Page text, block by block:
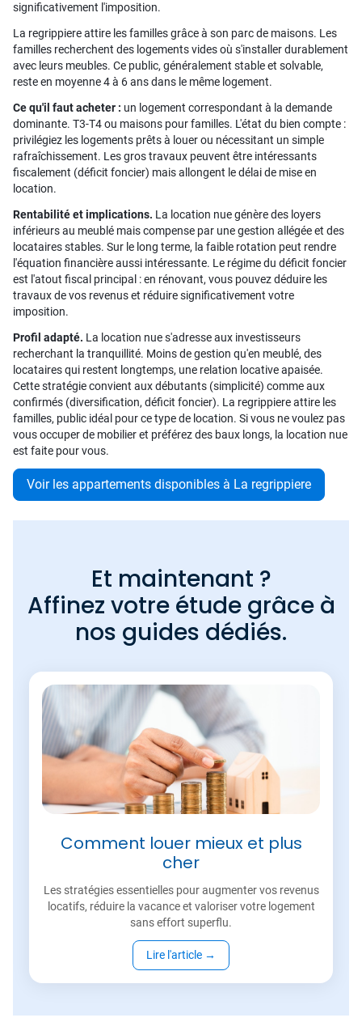
significativement l'imposition.
La regrippiere attire les familles grâce à son parc de maisons. Les
familles recherchent des logements vides où s'installer durablement
avec leurs meubles. Ce public, généralement stable et solvable,
reste en moyenne 4 à 6 ans dans le même logement.
Ce qu'il faut acheter : un logement correspondant à la demande
dominante. T3-T4 ou maisons pour familles. L'état du bien compte :
privilégiez les logements prêts à louer ou nécessitant un simple
rafraîchissement. Les gros travaux peuvent être intéressants
fiscalement (déficit foncier) mais allongent le délai de mise en
location.
Rentabilité et implications. La location nue génère des loyers
inférieurs au meublé mais compense par une gestion allégée et des
locataires stables. Sur le long terme, la faible rotation peut rendre
l'équation financière aussi intéressante. Le régime du déficit foncier
est l'atout fiscal principal : en rénovant, vous pouvez déduire les
travaux de vos revenus et réduire significativement votre
imposition.
Profil adapté. La location nue s'adresse aux investisseurs
recherchant la tranquillité. Moins de gestion qu'en meublé, des
locataires qui restent longtemps, une relation locative apaisée.
Cette stratégie convient aux débutants (simplicité) comme aux
confirmés (diversification, déficit foncier). La regrippiere attire les
familles, public idéal pour ce type de location. Si vous ne voulez pas
vous occuper de mobilier et préférez des baux longs, la location nue
est faite pour vous.
Voir les appartements disponibles à La regrippiere
Et maintenant ?
Affinez votre étude grâce à
nos guides dédiés.
Comment louer mieux et plus
cher
Les stratégies essentielles pour augmenter vos revenus
locatifs, réduire la vacance et valoriser votre logement
sans effort superflu.
Lire l'article →